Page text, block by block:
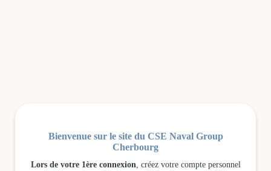
Bienvenue sur le site du CSE Naval Group
Cherbourg
Lors de votre 1ère connexion , créez votre compte personnel